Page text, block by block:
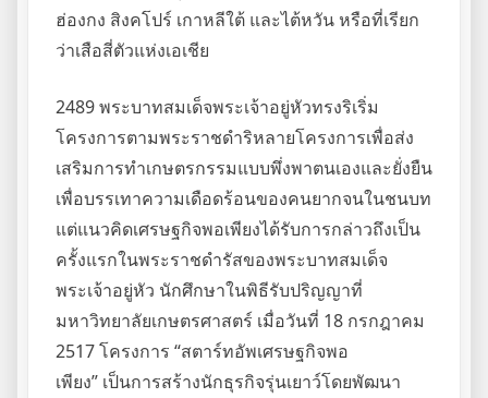
ฮ่องกง สิงคโปร์ เกาหลีใต้ และไต้หวัน หรือที่เรียก
ว่าเสือสี่ตัวแห่งเอเชีย
2489 พระบาทสมเด็จพระเจ้าอยู่หัวทรงริเริ่ม
โครงการตามพระราชดำริหลายโครงการเพื่อส่ง
เสริมการทำเกษตรกรรมแบบพึ่งพาตนเองและยั่งยืน
เพื่อบรรเทาความเดือดร้อนของคนยากจนในชนบท
แต่แนวคิดเศรษฐกิจพอเพียงได้รับการกล่าวถึงเป็น
ครั้งแรกในพระราชดำรัสของพระบาทสมเด็จ
พระเจ้าอยู่หัว นักศึกษาในพิธีรับปริญญาที่
มหาวิทยาลัยเกษตรศาสตร์ เมื่อวันที่ 18 กรกฎาคม
2517 โครงการ “สตาร์ทอัพเศรษฐกิจพอ
เพียง” เป็นการสร้างนักธุรกิจรุ่นเยาว์โดยพัฒนา